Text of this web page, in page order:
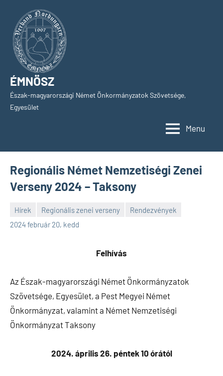
content
ÉMNÖSZ
Észak-magyarországi Német Önkormányzatok Szövetsége,
Egyesület
Menu
Regionális Német Nemzetiségi Zenei
Verseny 2024 – Taksony
Hírek Regionális zenei verseny
Rendezvények
2024 február 20, kedd
SPC
Felhívás
Az Észak-magyarországi Német Önkormányzatok
Szövetsége, Egyesület, a Pest Megyei Német
Önkormányzat, valamint a Német Nemzetiségi
Önkormányzat Taksony
2024. április 26. péntek 10 órától